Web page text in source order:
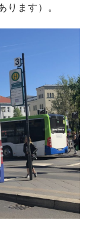
ます）。